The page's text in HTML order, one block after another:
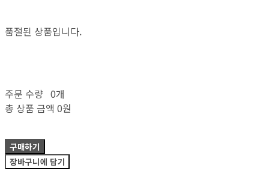
품절된 상품입니다.
주문 수량 0개
총 상품 금액 0원
구매하기
장바구니에 담기